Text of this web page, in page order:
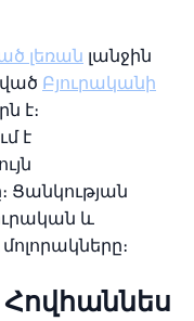
լեռան լանջին
Բյուրականի
է։
է
Ցանկության
և